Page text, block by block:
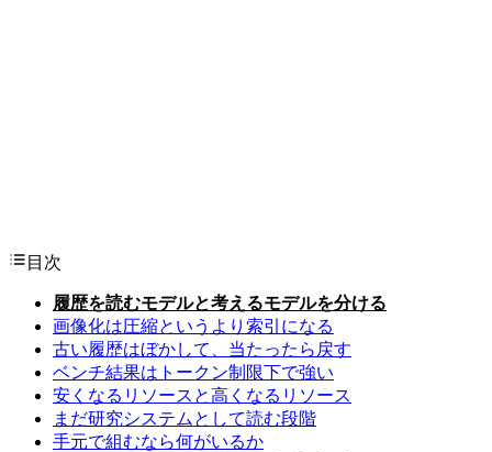
目次
履歴を読むモデルと考えるモデルを分ける
画像化は圧縮というより索引になる
古い履歴はぼかして、当たったら戻す
ベンチ結果はトークン制限下で強い
安くなるリソースと高くなるリソース
まだ研究システムとして読む段階
手元で組むなら何がいるか